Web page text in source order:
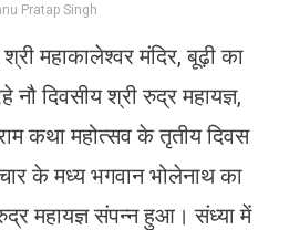
Pratap Singh
महाकालेश्वर मंदिर, बूढ़ी का
दिवसीय श्री रुद्र महायज्ञ,
कथा महोत्सव के तृतीय दिवस
के मध्य भगवान भोलेनाथ का
महायज्ञ संपन्न हुआ। संध्या में